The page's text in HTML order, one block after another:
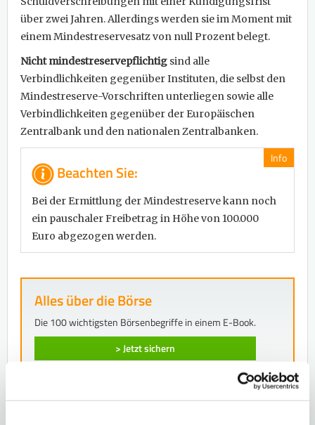
über zwei Jahren. Allerdings werden sie im Moment mit
einem Mindestreservesatz von null Prozent belegt.
Nicht mindestreservepflichtig sind alle
Verbindlichkeiten gegenüber Instituten, die selbst den
Mindestreserve-Vorschriften unterliegen sowie alle
Verbindlichkeiten gegenüber der Europäischen
Zentralbank und den nationalen Zentralbanken.
Info
Beachten Sie:
Bei der Ermittlung der Mindestreserve kann noch
ein pauschaler Freibetrag in Höhe von 100.000
Euro abgezogen werden.
Alles über die Börse
Die 100 wichtigsten Börsenbegriffe in einem E-Book.
> Jetzt sichern